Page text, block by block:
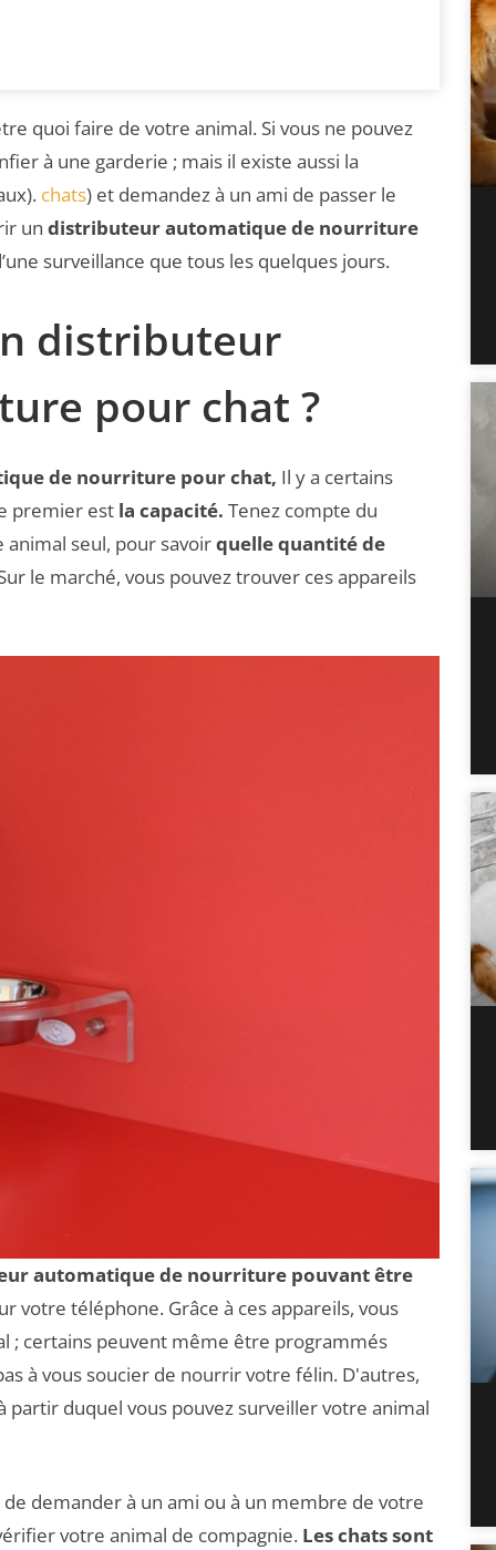
quoi faire de votre animal. Si vous ne pouvez
à une garderie ; mais il existe aussi la
chats) et demandez à un ami de passer le
un distributeur automatique de nourriture
surveillance que tous les quelques jours.
distributeur
pour chat ?
de nourriture pour chat, Il y a certains
premier est la capacité. Tenez compte du
seul, pour savoirquelle quantité de
le marché, vous pouvez trouver ces appareils
automatique de nourriture pouvant être
votre téléphone. Grâce à ces appareils, vous
; certains peuvent même être programmés
à vous soucier de nourrir votre félin. D'autres,
partir duquel vous pouvez surveiller votre animal
demander à un ami ou à un membre de votre
votre animal de compagnie. Les chats sont